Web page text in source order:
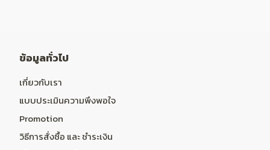
ข้อมูลทั่วไป
เกี่ยวกับเรา
แบบประเมินความพึงพอใจ
Promotion
วิธีการสั่งซื้อ และ ชำระเงิน